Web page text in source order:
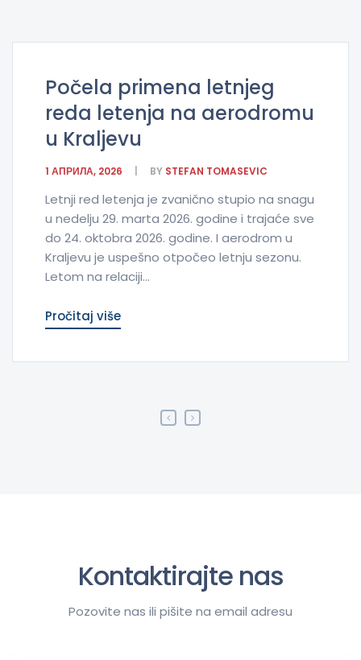
Počela primena letnjeg
reda letenja na aerodromu
u Kraljevu
1 АПРИЛА, 2026 BY STEFAN TOMASEVIC
Letnji red letenja je zvanično stupio na snagu
u nedelju 29. marta 2026. godine i trajaće sve
do 24. oktobra 2026. godine. I aerodrom u
Kraljevu je uspešno otpočeo letnju sezonu.
Letom na relaciji...
Pročitaj više
Kontaktirajte nas
Pozovite nas ili pišite na email adresu